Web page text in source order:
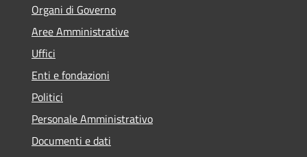
Organi di Governo
Aree Amministrative
Uffici
Enti e fondazioni
Politici
Personale Amministrativo
Documenti e dati